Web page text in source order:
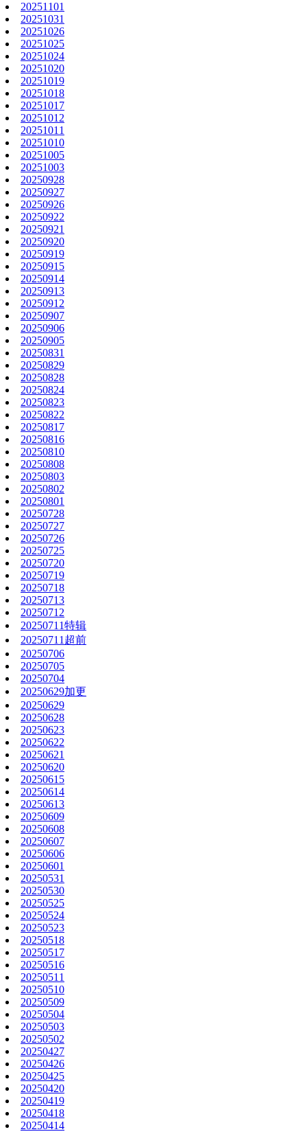
20251101
20251031
20251026
20251025
20251024
20251020
20251019
20251018
20251017
20251012
20251011
20251010
20251005
20251003
20250928
20250927
20250926
20250922
20250921
20250920
20250919
20250915
20250914
20250913
20250912
20250907
20250906
20250905
20250831
20250829
20250828
20250824
20250823
20250822
20250817
20250816
20250810
20250808
20250803
20250802
20250801
20250728
20250727
20250726
20250725
20250720
20250719
20250718
20250713
20250712
20250711特辑
20250711超前
20250706
20250705
20250704
20250629加更
20250629
20250628
20250623
20250622
20250621
20250620
20250615
20250614
20250613
20250609
20250608
20250607
20250606
20250601
20250531
20250530
20250525
20250524
20250523
20250518
20250517
20250516
20250511
20250510
20250509
20250504
20250503
20250502
20250427
20250426
20250425
20250420
20250419
20250418
20250414